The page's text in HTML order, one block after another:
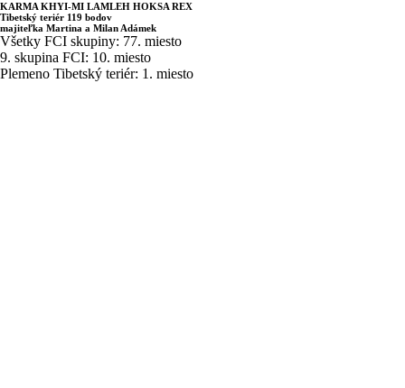
KARMA KHYI-MI LAMLEH HOKSA REX
Tibetský teriér 119 bodov
majiteľka Martina a Milan Adámek
Všetky FCI skupiny: 77. miesto
9. skupina FCI: 10. miesto
Plemeno Tibetský teriér: 1. miesto